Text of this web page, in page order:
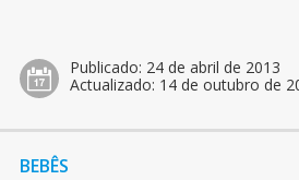
Publicado: 24 de abril de 2013
Actualizado: 14 de outubro de
BEBÊS